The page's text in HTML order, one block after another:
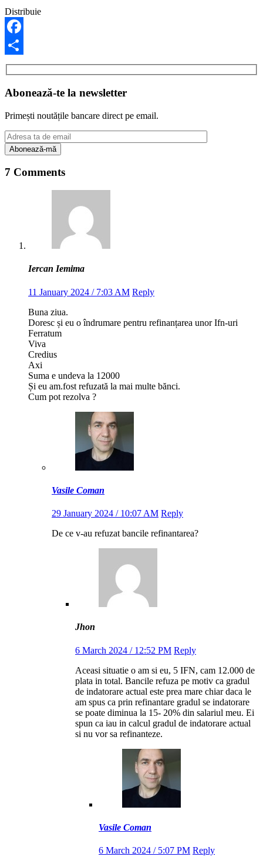
Distribuie
Facebook
Share
Abonează-te la newsletter
Primești noutățile bancare direct pe email.
7 Comments
Iercan Iemima
11 January 2024 / 7:03 AM Reply
Buna ziua.
Doresc și eu o îndrumare pentru refinanțarea unor Ifn-uri
Ferratum
Viva
Credius
Axi
Suma e undeva la 12000
Și eu am.fost refuzată la mai multe bănci.
Cum pot rezolva ?
Vasile Coman
29 January 2024 / 10:07 AM Reply
De ce v-au refuzat bancile refinantarea?
Jhon
6 March 2024 / 12:52 PM Reply
Aceasi situatie o am si eu, 5 IFN, cam 12.000 de
plata in total. Bancile refuza pe motiv ca gradul
de indatorare actual este prea mare chiar daca le
am spus ca prin refinantare gradul se indatorare
se poate diminua la 15- 20% din salariul meu. Ei
spun ca iau in calcul gradul de indatorare actual
si nu vor sa refinanteze.
Vasile Coman
6 March 2024 / 5:07 PM Reply